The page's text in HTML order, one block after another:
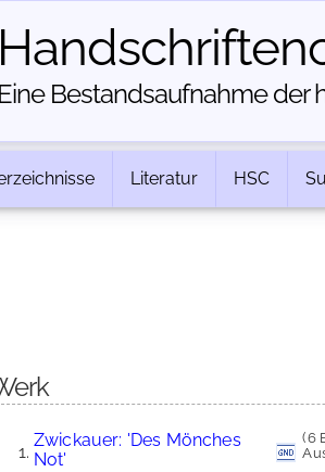
Eine Bestandsaufnahme der
Literatur HSC
Zwickauer: 'Des Mönches
Not'
(6